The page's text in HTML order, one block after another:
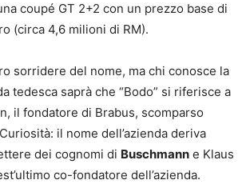
coupé GT 2+2 con un prezzo base di
(circa 4,6 milioni di RM).
sorridere del nome, ma chi conosce la
tedesca saprà che “Bodo” si riferisce a
il fondatore di Brabus, scomparso
il nome dell’azienda deriva
dei cognomi di Buschmann e Klaus
co-fondatore dell’azienda.